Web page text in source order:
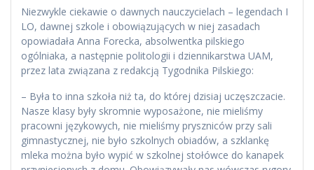
Niezwykle ciekawie o dawnych nauczycielach – legendach I
LO, dawnej szkole i obowiązujących w niej zasadach
opowiadała Anna Forecka, absolwentka pilskiego
ogólniaka, a następnie politologii i dziennikarstwa UAM,
przez lata związana z redakcją Tygodnika Pilskiego:
– Była to inna szkoła niż ta, do której dzisiaj uczęszczacie.
Nasze klasy były skromnie wyposażone, nie mieliśmy
pracowni językowych, nie mieliśmy pryszniców przy sali
gimnastycznej, nie było szkolnych obiadów, a szklankę
mleka można było wypić w szkolnej stołówce do kanapek